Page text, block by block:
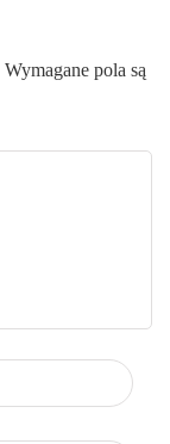
Wymagane pola są